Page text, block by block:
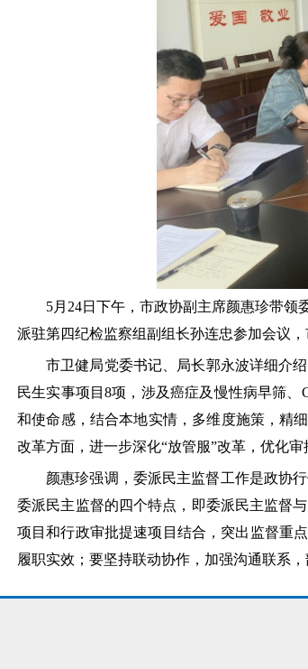
5月24日下午，市政协副主席颜惠珍带领
派驻第四纪检监察组副组长孙连忠参加会议
市卫健局党委书记、局长郭永波详细介
民生实事项目8项，涉及癌症及慢性病早筛
和使命感，结合本地实情，多维度施策，精
改革方面，进一步深化“放管服”改革，优化
颜惠珍强调，委派民主监督工作是政协
委派民主监督的四个特点，即委派民主监督
项目和行政审批提速项目结合，突出监督重
履职实效；要坚持联动协作，加强沟通联系